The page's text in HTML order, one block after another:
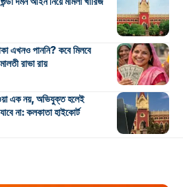
এখনও পাননি? কবে মিলবে
রাভা রায়
এক নয়, অভিযুক্ত হলেই
না: কলকাতা হাইকোর্ট